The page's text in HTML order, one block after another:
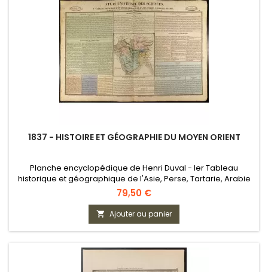
1837 - HISTOIRE ET GÉOGRAPHIE DU MOYEN ORIENT
Planche encyclopédique de Henri Duval - Ier Tableau
historique et géographique de l'Asie, Perse, Tartarie, Arabie
Prix
79,50 €
 Ajouter au panier